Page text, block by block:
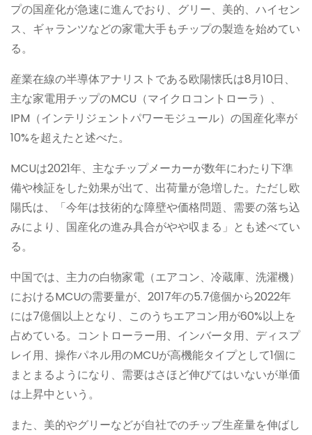
プの国産化が急速に進んでおり、グリー、美的、ハイセン
ス、ギャランツなどの家電大手もチップの製造を始めてい
る。
産業在線の半導体アナリストである欧陽懐氏は8月10日、
主な家電用チップのMCU（マイクロコントローラ）、
IPM（インテリジェントパワーモジュール）の国産化率が
10%を超えたと述べた。
MCUは2021年、主なチップメーカーが数年にわたり下準
備や検証をした効果が出て、出荷量が急増した。ただし欧
陽氏は、「今年は技術的な障壁や価格問題、需要の落ち込
みにより、国産化の進み具合がやや収まる」とも述べてい
る。
中国では、主力の白物家電（エアコン、冷蔵庫、洗濯機）
におけるMCUの需要量が、2017年の5.7億個から2022年
には7億個以上となり、このうちエアコン用が60%以上を
占めている。コントローラー用、インバータ用、ディスプ
レイ用、操作パネル用のMCUが高機能タイプとして1個に
まとまるようになり、需要はさほど伸びてはいないが単価
は上昇中という。
また、美的やグリーなどが自社でのチップ生産量を伸ばし